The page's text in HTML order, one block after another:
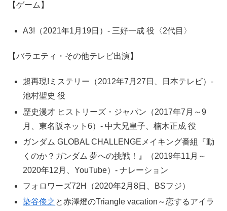
【ゲーム】
A3!（2021年1月19日）- 三好一成 役〈2代目〉
【バラエティ・その他テレビ出演】
超再現!ミステリー（2012年7月27日、日本テレビ）-
池村聖史 役
歴史漫才 ヒストリーズ・ジャパン（2017年7月～9
月、東名阪ネット6）- 中大兄皇子、楠木正成 役
ガンダム GLOBAL CHALLENGEメイキング番組『動
くのか？ガンダム 夢への挑戦！』（2019年11月～
2020年12月、YouTube）- ナレーション
フォロワーズ72H（2020年2月8日、BSフジ）
染谷俊之 と赤澤燈のTriangle vacation～恋するアイラ